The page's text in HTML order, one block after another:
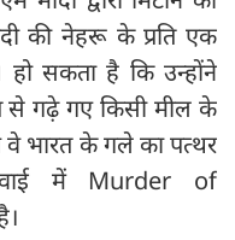
की नेहरू के प्रति एक
सकता है कि उन्होंने
गढ़े गए किसी मील के
वे भारत के गले का पत्थर
में Murder of